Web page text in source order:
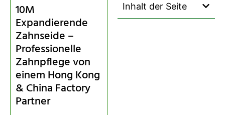
10M
Expandierende
Zahnseide –
Professionelle
Zahnpflege von
einem Hong Kong
& China Factory
Partner
Inhalt der Seite